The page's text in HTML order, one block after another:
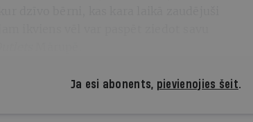
Ja esi abonents, pievienojies šeit.